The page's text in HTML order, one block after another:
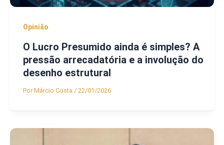
Opinião
O Lucro Presumido ainda é simples? A
pressão arrecadatória e a involução do
desenho estrutural
PorMárcio Costa / 22/01/2026